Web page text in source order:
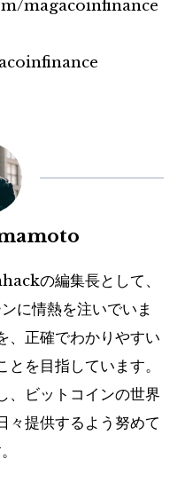
magacoinfinance
の編集長として、
に情熱を注いでいま
、正確でわかりやすい
を目指しています。
、ビットコインの世界
々提供するよう努めて